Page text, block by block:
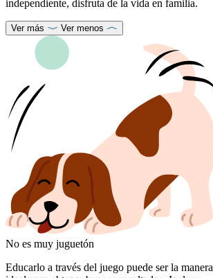
independiente, disfruta de la vida en familia.
Ver más Ver menos
No es muy juguetón
Educarlo a través del juego puede ser la manera